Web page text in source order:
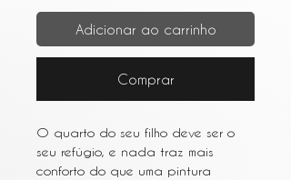
Adicionar ao carrinho
Comprar
O quarto do seu filho deve ser o
seu refúgio, e nada traz mais
conforto do que uma pintura